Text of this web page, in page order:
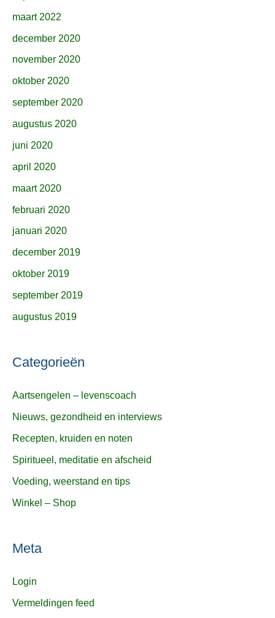
maart 2022
december 2020
november 2020
oktober 2020
september 2020
augustus 2020
juni 2020
april 2020
maart 2020
februari 2020
januari 2020
december 2019
oktober 2019
september 2019
augustus 2019
Categorieën
Aartsengelen – levenscoach
Nieuws, gezondheid en interviews
Recepten, kruiden en noten
Spiritueel, meditatie en afscheid
Voeding, weerstand en tips
Winkel – Shop
Meta
Login
Vermeldingen feed